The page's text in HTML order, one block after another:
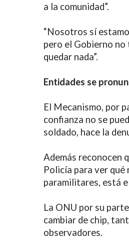
a la comunidad”.
“Nosotros sí
pero el Gobierno no
quedar nada”.
Entidades se
El Mecanismo, por
confianza no se
soldado, hace la
Además reconocen
Policía para ver qué
paramilitares, está
La ONU por su
cambiar de chip,
observadores.